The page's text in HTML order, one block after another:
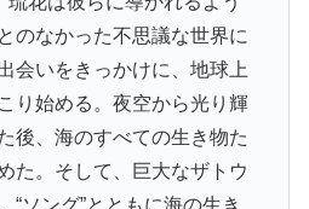
のなかった不思議な世界に
会いをきっかけに、地球上
り始める。夜空から光り輝
後、海のすべての生き物た
た。そして、巨大なザトウ